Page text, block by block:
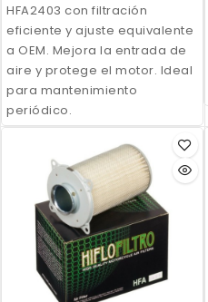
HFA2403 con filtración
eficiente y ajuste equivalente
a OEM. Mejora la entrada de
aire y protege el motor. Ideal
para mantenimiento
periódico.